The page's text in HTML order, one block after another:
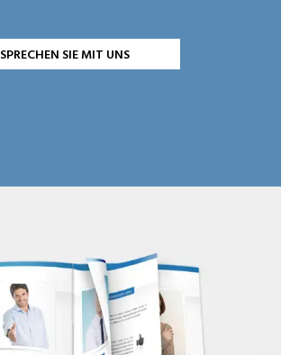
SPRECHEN SIE MIT UNS